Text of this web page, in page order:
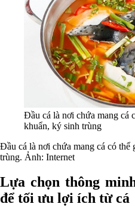
Đầu cá là nơi chứa mang cá
khuẩn, ký sinh trùng
Đầu cá là nơi chứa mang cá có
trùng. Ảnh: Internet
Lựa chọn thông
để tối ưu lợi ích từ cá